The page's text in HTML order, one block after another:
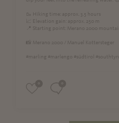
🥾 Hiking time: approx. 3.5 hours
📈 Elevation gain: approx. 250 m
📍 Starting point: Merano 2000
📸 Merano 2000 / Manuel Kottersteger
#marling #marlengo #südtirol